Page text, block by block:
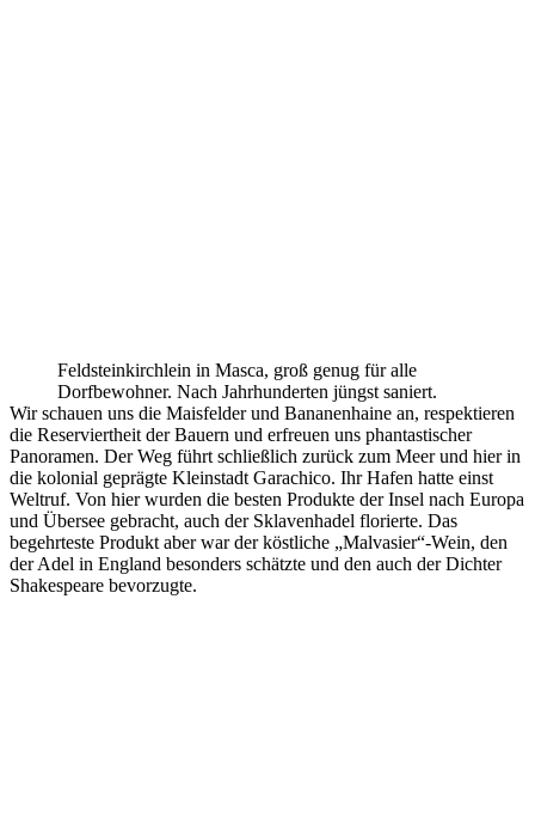
Feldsteinkirchlein in Masca, groß genug für alle
Dorfbewohner. Nach Jahrhunderten jüngst saniert.
Wir schauen uns die Maisfelder und Bananenhaine an, respektieren
die Reserviertheit der Bauern und erfreuen uns phantastischer
Panoramen. Der Weg führt schließlich zurück zum Meer und hier in
die kolonial geprägte Kleinstadt Garachico. Ihr Hafen hatte einst
Weltruf. Von hier wurden die besten Produkte der Insel nach Europa
und Übersee gebracht, auch der Sklavenhadel florierte. Das
begehrteste Produkt aber war der köstliche „Malvasier“-Wein, den
der Adel in England besonders schätzte und den auch der Dichter
Shakespeare bevorzugte.